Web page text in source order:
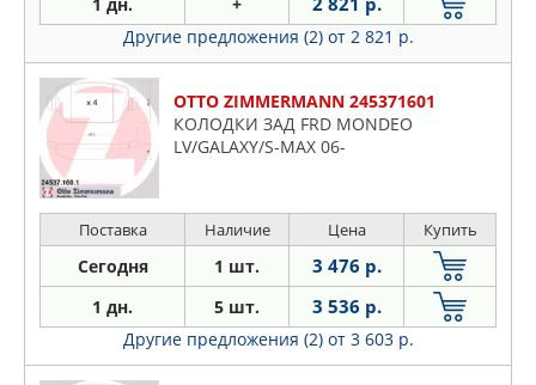
Другие предложения (2) от 2 821 р.
OTTO ZIMMERMANN 245371601
КОЛОДКИ ЗАД FRD MONDEO
LV/GALAXY/S-MAX 06-
Поставка Наличие Цена Купить
Сегодня 1 шт. 3 476 р.
1 дн. 5 шт. 3 536 р.
Другие предложения (2) от 3 603 р.